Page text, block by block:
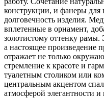
конструкции, и фанеры для
долговечность изделия.
вплетенные в орнамент,
золотистому оттенку рамы.
а настоящее произведение
отражает не только
стремление к красоте и
туалетным столиком или
центральным акцентом
атмосферой элегантности и